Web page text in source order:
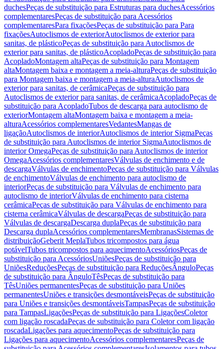
duchesPeças de substituição para Estruturas para duchesAcessórios
complementaresPeças de substituição para Acessórios
complementaresPara fixaçõesPeças de substituição para Para
fixaçõesAutoclismos de exteriorAutoclismos de exterior para
sanitas, de plásticoPeças de substituição para Autoclismos de
exterior para sanitas, de plásticoAcopladoPeças de substituição para
AcopladoMontagem altaPeças de substituição para Montagem
altaMontagem baixa e montagem a meia-alturaPeças de substituição
para Montagem baixa e montagem a meia-alturaAutoclismos de
exterior para sanitas, de cerâmicaPeças de substituição para
Autoclismos de exterior para sanitas, de cerâmicaAcopladoPeças de
substituição para AcopladoTubos de descarga para autoclismo de
exteriorMontagem altaMontagem baixa e montagem a meia-
alturaAcessórios complementaresVedantesMangas de
ligaçãoAutoclismos de interiorAutoclismos de interior SigmaPeças
de substituição para Autoclismos de interior SigmaAutoclismos de
interior OmegaPeças de substituição para Autoclismos de interior
OmegaAcessórios complementaresVálvulas de enchimento e de
descargaVálvulas de enchimentoPeças de substituição para Válvulas
de enchimentoVálvulas de enchimento para autoclismo de
interiorPeças de substituição para Válvulas de enchimento para
autoclismo de interiorVálvulas de enchimento para cisterna
cerâmicaPeças de substituição para Válvulas de enchimento para
cisterna cerâmicaVálvulas de descargaPeças de substituição para
Válvulas de descargaDescarga duplaPeças de substituição para
Descarga duplaAcessórios complementaresMembranasSistemas de
distribuiçãoGeberit MeplaTubos tricompostos para água
potávelTubos tricompostos para aquecimentoAcessóriosPeças de
substituição para AcessóriosUniõesPeças de substituição para
UniõesReduçõesPeças de substituição para ReduçõesÂnguloPeças
de substituição para ÂnguloTêsPeças de substituição para
TêsUniões permanentesPeças de substituição para Uniões
permanentesUniões e transições desmontáveisPeças de substituição
para Uniões e transições desmontáveisTampasPeças de substituição
para TampasLigaçõesPeças de substituição para LigaçõesColetor
com ligação roscadaPeças de substituição para Coletor com ligação
roscadaLigações para aquecimentoPeças de substituição para
Ligações para aquecimentoAcessórios complementaresPeças de